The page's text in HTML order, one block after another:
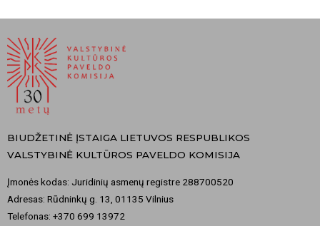
BIUDŽETINĖ ĮSTAIGA LIETUVOS RESPUBLIKOS
VALSTYBINĖ KULTŪROS PAVELDO KOMISIJA
Įmonės kodas: Juridinių asmenų registre 288700520
Adresas: Rūdninkų g. 13, 01135 Vilnius
Telefonas: +370 699 13972